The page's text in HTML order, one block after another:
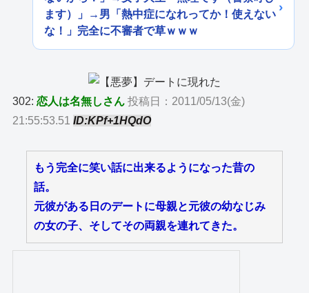
ます）」→男「熱中症になれってか！使えない
な！」完全に不審者で草ｗｗｗ
302:恋人は名無しさん 投稿日：2011/05/13(金)
21:55:53.51ID:KPf+1HQdO
もう完全に笑い話に出来るようになった昔の
話。
元彼がある日のデートに母親と元彼の幼なじみ
の女の子、そしてその両親を連れてきた。